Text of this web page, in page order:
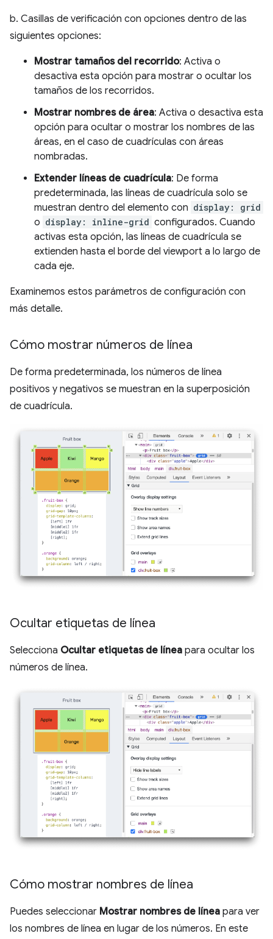
b. Casillas de verificación con opciones dentro de las
siguientes opciones:
Mostrar tamaños del recorrido: Activa o
desactiva esta opción para mostrar o ocultar los
tamaños de los recorridos.
Mostrar nombres de área: Activa o desactiva esta
opción para ocultar o mostrar los nombres de las
áreas, en el caso de cuadrículas con áreas
nombradas.
Extender líneas de cuadrícula: De forma
predeterminada, las líneas de cuadrícula solo se
muestran dentro del elemento con display: grid
o display: inline-grid configurados. Cuando
activas esta opción, las líneas de cuadrícula se
extienden hasta el borde del viewport a lo largo de
cada eje.
Examinemos estos parámetros de configuración con
más detalle.
Cómo mostrar números de línea
De forma predeterminada, los números de línea
positivos y negativos se muestran en la superposición
de cuadrícula.
Ocultar etiquetas de línea
Selecciona Ocultar etiquetas de línea para ocultar los
números de línea.
Cómo mostrar nombres de línea
Puedes seleccionar Mostrar nombres de línea para ver
los nombres de línea en lugar de los números. En este